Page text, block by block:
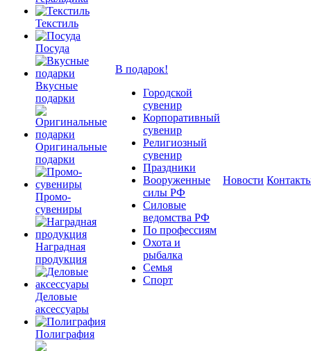
Текстиль
Посуда
Вкусные
подарки
Оригинальные
подарки
Промо-
сувениры
Наградная
продукция
Деловые
аксессуары
Полиграфия
В подарок!
Городской
сувенир
Корпоративный
сувенир
Религиозный
сувенир
Праздники
Вооруженные
силы РФ
Силовые
ведомства РФ
По профессиям
Охота и
рыбалка
Семья
Спорт
Новости